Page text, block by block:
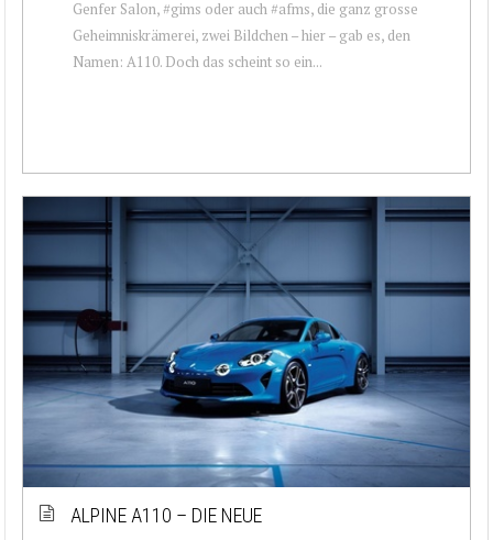
Genfer Salon, #gims oder auch #afms, die ganz grosse
Geheimniskrämerei, zwei Bildchen – hier – gab es, den
Namen: A110. Doch das scheint so ein...
ALPINE A110 – DIE NEUE